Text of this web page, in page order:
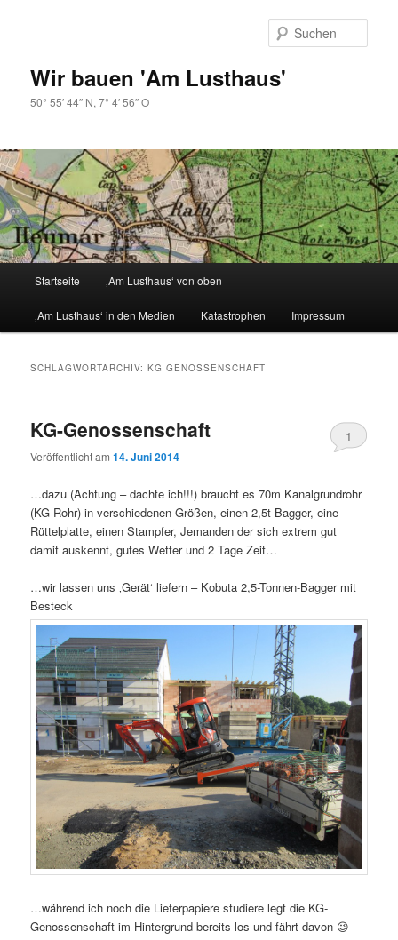
Wir bauen 'Am Lusthaus'
50° 55′ 44″ N, 7° 4′ 56″ O
Startseite ‚Am Lusthaus‘ von oben
‚Am Lusthaus‘ in den Medien Katastrophen Impressum
SCHLAGWORTARCHIV:KG GENOSSENSCHAFT
KG-Genossenschaft
Veröffentlicht am14. Juni 2014
1
…dazu (Achtung – dachte ich!!!) braucht es 70m Kanalgrundrohr
(KG-Rohr) in verschiedenen Größen, einen 2,5t Bagger, eine
Rüttelplatte, einen Stampfer, Jemanden der sich extrem gut
damit auskennt, gutes Wetter und 2 Tage Zeit…
…wir lassen uns ‚Gerät‘ liefern – Kobuta 2,5-Tonnen-Bagger mit
Besteck
…während ich noch die Lieferpapiere studiere legt die KG-
Genossenschaft im Hintergrund bereits los und fährt davon 😉